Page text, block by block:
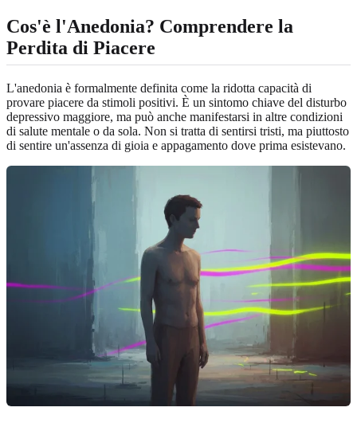
Cos'è l'Anedonia? Comprendere la
Perdita di Piacere
L'anedonia è formalmente definita come la ridotta capacità di
provare piacere da stimoli positivi. È un sintomo chiave del disturbo
depressivo maggiore, ma può anche manifestarsi in altre condizioni
di salute mentale o da sola. Non si tratta di sentirsi tristi, ma piuttosto
di sentire un'assenza di gioia e appagamento dove prima esistevano.